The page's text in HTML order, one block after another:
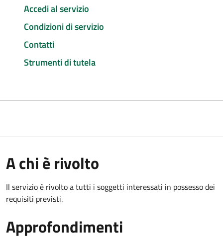
Accedi al servizio
Condizioni di servizio
Contatti
Strumenti di tutela
A chi è rivolto
Il servizio è rivolto a tutti i soggetti interessati in possesso dei
requisiti previsti.
Approfondimenti